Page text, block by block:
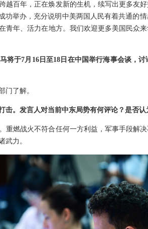
越百年，正在焕发新的生机，续写出更多友
功举办，充分说明中美两国人民有着共通的
青年、活力在地方。我们欢迎更多美国民众
将于7月16日至18日在中国举行海事会谈，
门了解。
击。发言人对当前中东局势有何评论？是否认
重燃战火不符合任何一方利益，军事手段解
武力。